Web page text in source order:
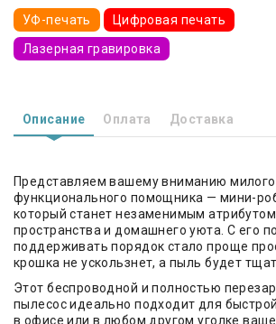
УФ-печать
Цифровая печать
Лазерная гравировка
Описание Оплата Доставка
Представляем вашему вниманию милого
функционального помощника — мини-
который станет незаменимым
пространства и домашнего уюта. С его
поддерживать порядок стало проще
крошка не ускользнет, а пыль будет
Этот беспроводной и полностью
пылесос идеально подходит для
в офисе или в любом другом уголке